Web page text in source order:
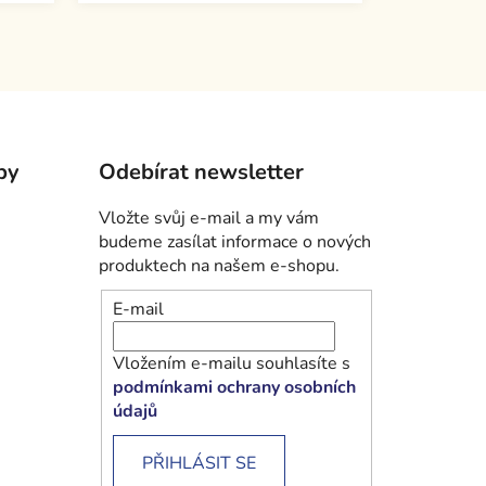
Odebírat newsletter
Vložte svůj e-mail a my vám
budeme zasílat informace o nových
produktech na našem e-shopu.
E-mail
Vložením e-mailu souhlasíte s
podmínkami ochrany osobních
údajů
PŘIHLÁSIT SE